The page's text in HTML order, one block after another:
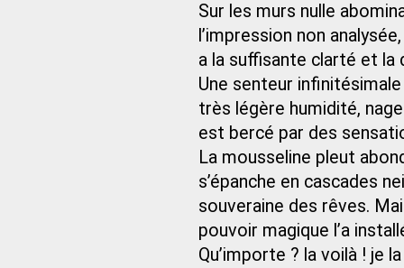
Sur les murs nulle
l’impression non
a la suffisante clarté et la
Une senteur
très légère humidité,
est bercé par des
La mousseline pleut
s’épanche en cascades
souveraine des rêves.
pouvoir magique l’a
Qu’importe ? la voilà ! je